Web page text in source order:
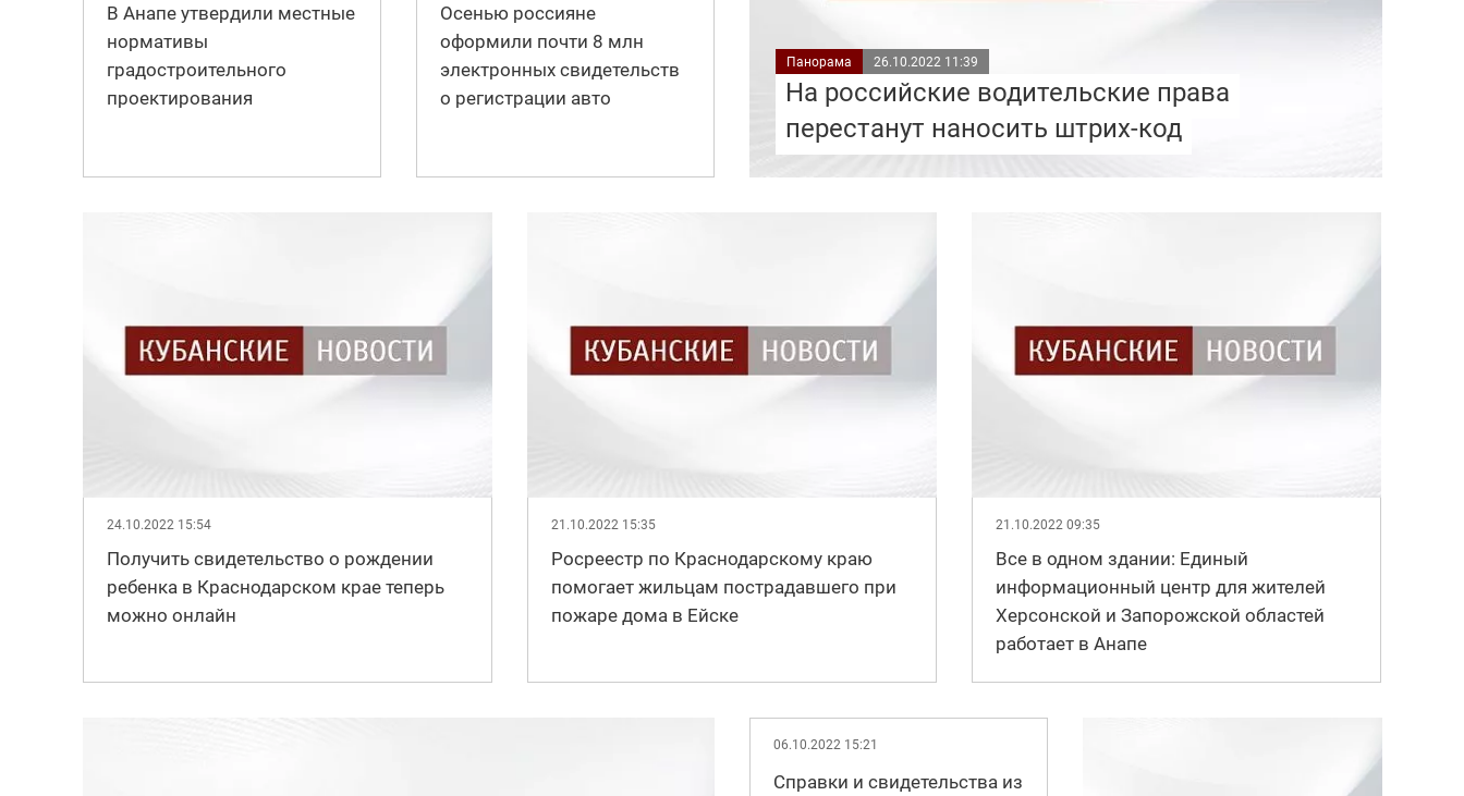
В Анапе утвердили местные
нормативы
градостроительного
проектирования
Осенью россияне
оформили почти 8 млн
электронных свидетельств
о регистрации авто
Панорама 26.10.2022 11:39
На российские водительские права
перестанут наносить штрих-код
24.10.2022 15:54
Получить свидетельство о рождении
ребенка в Краснодарском крае теперь
можно онлайн
21.10.2022 15:35
Росреестр по Краснодарскому краю
помогает жильцам пострадавшего при
пожаре дома в Ейске
21.10.2022 09:35
Все в одном здании: Единый
информационный центр для жителей
Херсонской и Запорожской областей
работает в Анапе
06.10.2022 15:21
Справки и свидетельства из